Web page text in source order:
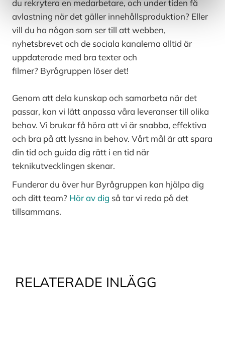
du rekrytera en medarbetare, och under tiden få
avlastning när det gäller innehållsproduktion? Eller
vill du ha någon som ser till att webben,
nyhetsbrevet och de sociala kanalerna alltid är
uppdaterade med bra texter och
filmer? Byrågruppen löser det!
Genom att dela kunskap och samarbeta när det
passar, kan vi lätt anpassa våra leveranser till olika
behov. Vi brukar få höra att vi är snabba, effektiva
och bra på att lyssna in behov. Vårt mål är att spara
din tid och guida dig rätt i en tid när
teknikutvecklingen skenar.
Funderar du över hur Byrågruppen kan hjälpa dig
och ditt team? Hör av dig så tar vi reda på det
tillsammans.
RELATERADE INLÄGG